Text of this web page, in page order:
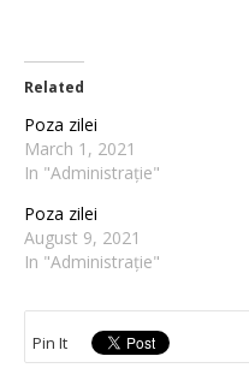
Related
Poza zilei
March 1, 2021
In "Administrație"
Poza zilei
August 9, 2021
In "Administrație"
Pin It